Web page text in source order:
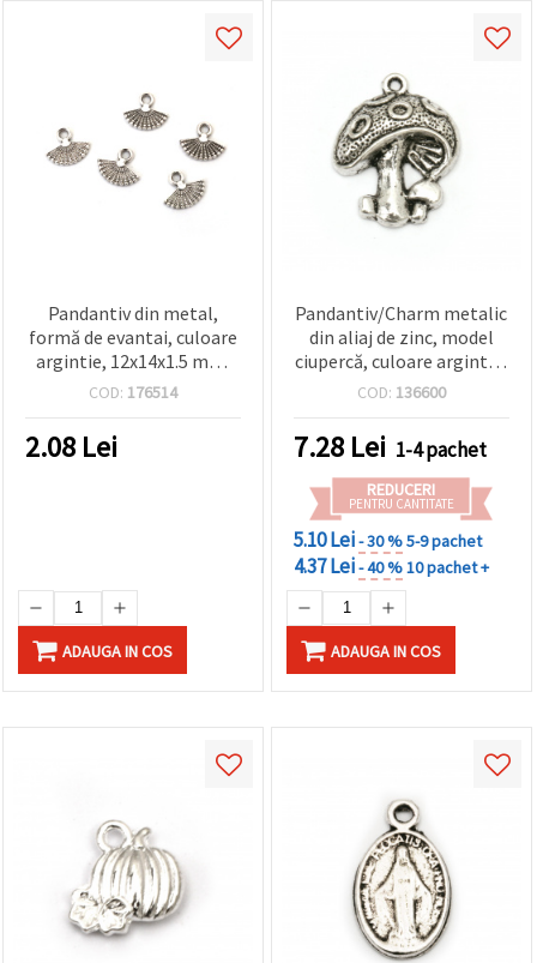
Pandantiv din metal,
formă de evantai, culoare
argintie, 12x14x1.5 mm,
orificiu 2 mm - 10 bucăți
COD: 176514
2.08 Lei
ADAUGA IN COS
Pandantiv/Charm metalic
din aliaj de zinc, model
ciupercă, culoare argintie,
25x20x5 mm, gaură 2 mm
COD: 136600
7.28 Lei 1-4 pachet
REDUCERI
PENTRU CANTITATE
5.10 Lei- 30 %5-9 pachet
4.37 Lei- 40 %10 pachet +
ADAUGA IN COS